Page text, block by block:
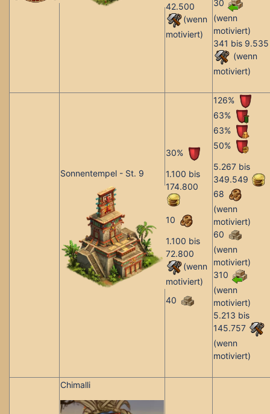
42.500
(wenn
motiviert)
30
(wenn
motiviert)
341 bis 9.535
(wenn
motiviert)
Sonnentempel - St. 9
30%
1.100 bis
174.800
10
1.100 bis
72.800
(wenn
motiviert)
40
126%
63%
63%
50%
5.267 bis
349.549
68
(wenn
motiviert)
60
(wenn
motiviert)
310
(wenn
motiviert)
5.213 bis
145.757
(wenn
motiviert)
Chimalli